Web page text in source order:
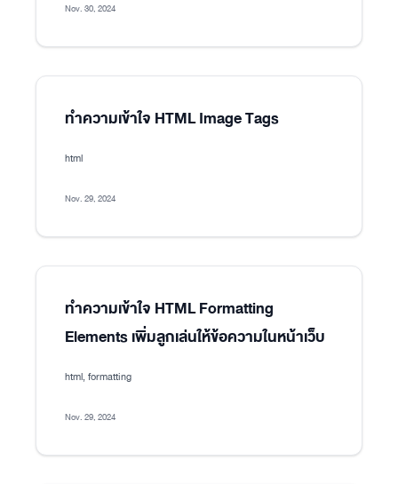
Nov. 30, 2024
ทำความเข้าใจ HTML Image Tags
html
Nov. 29, 2024
ทำความเข้าใจ HTML Formatting
Elements เพิ่มลูกเล่นให้ข้อความในหน้าเว็บ
html, formatting
Nov. 29, 2024